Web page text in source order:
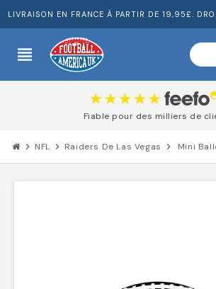
LIVRAISON EN FRANCE À PARTIR DE 19,95£.
view_headline
Fiable pour des milliers de
chevron_right NFL chevron_right Raiders De Las Vegas chevron_right Mini